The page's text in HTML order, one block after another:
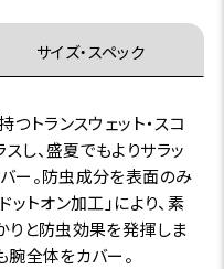
サイズ・スペック
トランスウェット・スコ
し、盛夏でもよりサラッ
ー。防虫成分を表面のみ
ットオン加工」により、素
りと防虫効果を発揮しま
腕全体をカバー。